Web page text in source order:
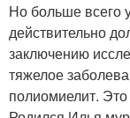
Но больше всего
действительно
заключению
тяжелое
полиомиелит.